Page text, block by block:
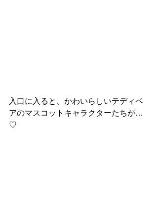
入口に入ると、かわいらしいテディベ
アのマスコットキャラクターたちが…
♡